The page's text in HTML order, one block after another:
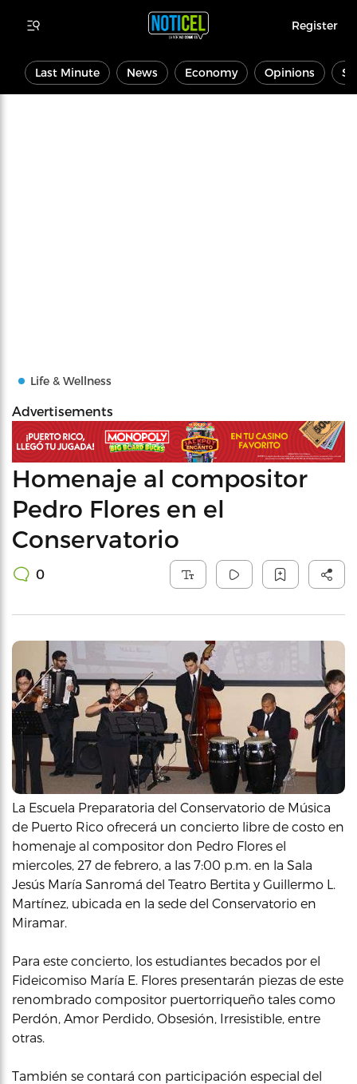
Register
Last Minute News Economy Opinions
Life & Wellness
Advertisements
Homenaje al compositor
Pedro Flores en el
Conservatorio
0
La Escuela Preparatoria del Conservatorio de Música
de Puerto Rico ofrecerá un concierto libre de costo en
homenaje al compositor don Pedro Flores el
miercoles, 27 de febrero, a las 7:00 p.m. en la Sala
Jesús María Sanromá del Teatro Bertita y Guillermo L.
Martínez, ubicada en la sede del Conservatorio en
Miramar.
Para este concierto, los estudiantes becados por el
Fideicomiso María E. Flores presentarán piezas de este
renombrado compositor puertorriqueño tales como
Perdón, Amor Perdido, Obsesión, Irresistible, entre
otras.
También se contará con participación especial del